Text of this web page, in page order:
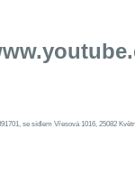
se sídlem Vřesová 1016, 25082